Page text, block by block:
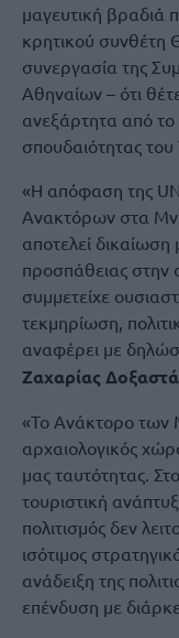
μαγευτική βραδιά
κρητικού συνθέτη
συνεργασία της
Αθηναίων – ότι
ανεξάρτητα από το
σπουδαιότητας
«Η απόφαση της
Ανακτόρων στα
αποτελεί δικαίωση
προσπάθειας στην
συμμετείχε
τεκμηρίωση,
αναφέρει με
Ζαχαρίας
«Το Ανάκτορο των
αρχαιολογικός
μας ταυτότητας.
τουριστική
πολιτισμός δεν
ισότιμος
ανάδειξη της
επένδυση με